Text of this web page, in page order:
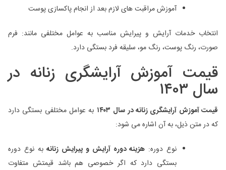
آموزش مراقبت ‌های لازم بعد از انجام پاکسازی پوست
انتخاب خدمات آرایش و پیرایش مناسب به عوامل مختلفی مانند: فرم
صورت، رنگ پوست، رنگ مو، سلیقه فرد بستگی دارد.
قیمت آموزش آرایشگری زنانه در
سال ۱۴۰۳
قیمت آموزش آرایشگری زنانه در سال ۱۴۰۳ به عوامل مختلفی بستگی دارد
که در متن ذیل، به آن اشاره می شود:
نوع دوره: هزینه دوره آرایش و پیرایش زنانهبه نوع دوره
بستگی دارد که اگر خصوصی هم باشد قیمتش متفاوت